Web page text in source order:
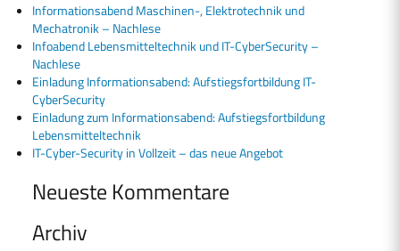
Informationsabend Maschinen-, Elektrotechnik und
Mechatronik – Nachlese
Infoabend Lebensmitteltechnik und IT-CyberSecurity –
Nachlese
Einladung Informationsabend: Aufstiegsfortbildung IT-
CyberSecurity
Einladung zum Informationsabend: Aufstiegsfortbildung
Lebensmitteltechnik
IT-Cyber-Security in Vollzeit – das neue Angebot
Neueste Kommentare
Archiv